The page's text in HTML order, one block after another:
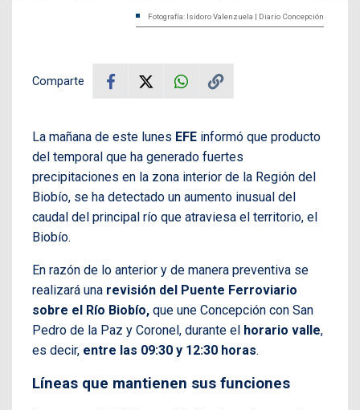
Fotografía: Isidoro Valenzuela | Diario Concepción
Comparte
La mañana de este lunes EFE informó que producto
del temporal que ha generado fuertes
precipitaciones en la zona interior de la Región del
Biobío, se ha detectado un aumento inusual del
caudal del principal río que atraviesa el territorio, el
Biobío.
En razón de lo anterior y de manera preventiva se
realizará una revisión del Puente Ferroviario
sobre el Río Biobío, que une Concepción con San
Pedro de la Paz y Coronel, durante el horario valle,
es decir, entre las 09:30 y 12:30 horas.
Líneas que mantienen sus funciones